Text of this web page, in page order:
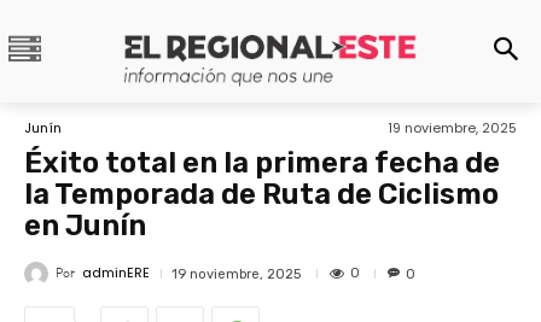
Junín 19 noviembre, 2025
Éxito total en la primera fecha de
la Temporada de Ruta de Ciclismo
en Junín
Por adminERE 19 noviembre, 2025 0 0